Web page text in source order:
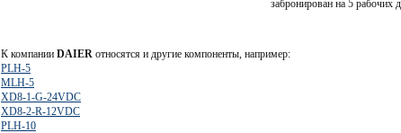
забронирован на 5 рабочих
К компании DAIER относятся и другие компоненты, например:
PLH-5
MLH-5
XD8-1-G-24VDC
XD8-2-R-12VDC
PLH-10